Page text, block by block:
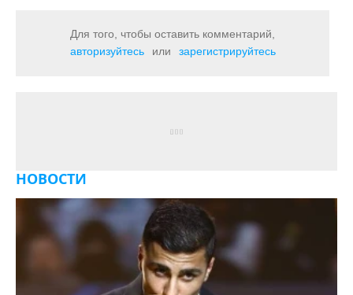
Для того, чтобы оставить комментарий,
авторизуйтесь
или зарегистрируйтесь
НОВОСТИ